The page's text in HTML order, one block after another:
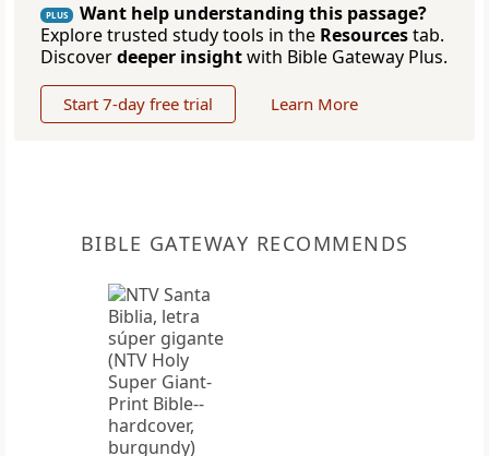
PLUS
Want help understanding this passage?
Explore trusted study tools in the Resourcestab.
Discoverdeeper insightwith Bible Gateway Plus.
Start 7-day free trial Learn More
BIBLE GATEWAY RECOMMENDS